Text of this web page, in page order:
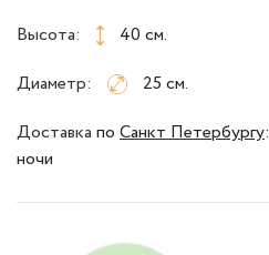
Высота:
40 см.
Диаметр:
25 см.
Доставка по Санкт Петербургу:
ночи